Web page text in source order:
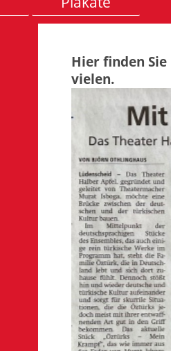
Hier finden
vielen.